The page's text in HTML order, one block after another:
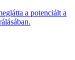
a potenciált a